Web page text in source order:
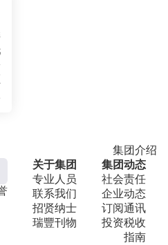
集团介绍
关于集团
专业人员
联系我们
招贤纳士
瑞豐刊物
集团动态
社会责任
企业动态
订阅通讯
投资税收
指南